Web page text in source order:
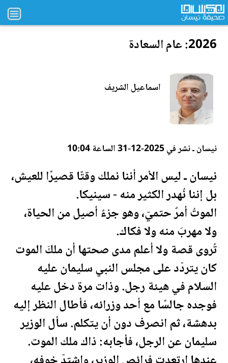
2026: عام السعادة
اسماعيل الشريف
نيسان ـ نشر في 2025-12-31 الساعة 10:04
نيسان ـ ليس الأمر أننا نملك وقتًا قصيرًا للعيش،
بل إننا نُهدر الكثير منه - سينيكا.
الموتُ أمرٌ حتميّ، وهو جزءٌ أصيل من الحياة،
ولا مهربَ منه ولا فكاك.
تُروى قصة ولا أعلم مدى صحتها أن ملكَ الموت
كان يتردّد على مجلس النبي سليمان عليه
السلام في هيئة رجل. وذات مرة دخل عليه
فوجده جالسًا مع أحد وزرائه، فأطال النظر إليه
بدهشة، ثم انصرف دون أن يتكلم. سأل الوزير
سليمان عن الرجل، فأجابه: ذاك ملك الموت.